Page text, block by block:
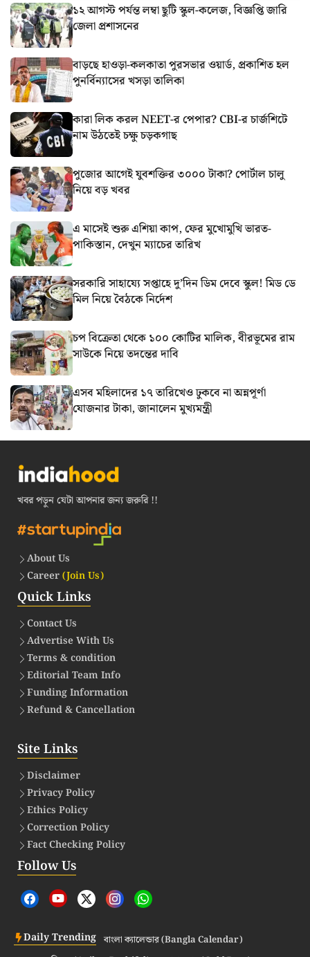
১২ আগস্ট পর্যন্ত লম্বা ছুটি স্কুল-কলেজ, বিজ্ঞপ্তি জারি
জেলা প্রশাসনের
বাড়ছে হাওড়া-কলকাতা পুরসভার ওয়ার্ড, প্রকাশিত হল
পুনর্বিন্যাসের খসড়া তালিকা
কারা লিক করল NEET-র পেপার? CBI-র চার্জশিটে
নাম উঠতেই চক্ষু চড়কগাছ
পুজোর আগেই যুবশক্তির ৩০০০ টাকা? পোর্টাল চালু
নিয়ে বড় খবর
এ মাসেই শুরু এশিয়া কাপ, ফের মুখোমুখি ভারত-
পাকিস্তান, দেখুন ম্যাচের তারিখ
সরকারি সাহায্যে সপ্তাহে দু’দিন ডিম দেবে স্কুল! মিড ডে
মিল নিয়ে বৈঠকে নির্দেশ
চপ বিক্রেতা থেকে ১০০ কোটির মালিক, বীরভূমের রাম
সাউকে নিয়ে তদন্তের দাবি
এসব মহিলাদের ১৭ তারিখেও ঢুকবে না অন্নপূর্ণা
যোজনার টাকা, জানালেন মুখ্যমন্ত্রী
খবর পড়ুন যেটা আপনার জন্য জরুরি !!
About Us
Career(Join Us)
Quick Links
Contact Us
Advertise With Us
Terms & condition
Editorial Team Info
Funding Information
Refund & Cancellation
Site Links
Disclaimer
Privacy Policy
Ethics Policy
Correction Policy
Fact Checking Policy
Follow Us
Daily Trending বাংলা ক্যালেন্ডার (Bangla Calendar)